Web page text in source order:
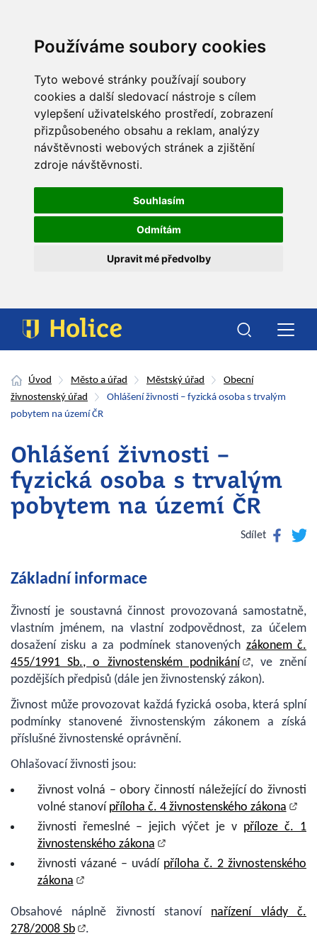
Používáme soubory cookies
Tyto webové stránky používají soubory
cookies a další sledovací nástroje s cílem
vylepšení uživatelského prostředí, zobrazení
přizpůsobeného obsahu a reklam, analýzy
návštěvnosti webových stránek a zjištění
zdroje návštěvnosti.
Souhlasím
Odmítám
Upravit mé předvolby
Úvod Město a úřad Městský úřad
Obecní
živnostenský úřad
Ohlášení živnosti – fyzická osoba s trvalým
pobytem na území ČR
Ohlášení živnosti –
fyzická osoba s trvalým
pobytem na území ČR
Sdílet Facebook
Základní informace
Živností je soustavná činnost provozovaná samostatně,
vlastním jménem, na vlastní zodpovědnost, za účelem
dosažení zisku a za podmínek stanovených zákonem č.
455/1991 Sb., o živnostenském podnikání
, ve znění
pozdějších předpisů (dále jen živnostenský zákon).
Živnost může provozovat každá fyzická osoba, která splní
podmínky stanovené živnostenským zákonem a získá
příslušné živnostenské oprávnění.
Ohlašovací živnosti jsou:
živnost volná – obory činností náležející do živnosti
volné stanoví příloha č. 4 živnostenského zákona
živnosti řemeslné – jejich výčet je v příloze č. 1
živnostenského zákona
živnosti vázané – uvádí příloha č. 2 živnostenského
zákona
Obsahové náplně živností stanoví nařízení vlády č.
278/2008 Sb
.